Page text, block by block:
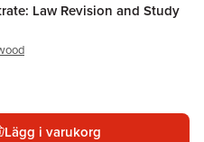
Law Revision and Study
Lägg i varukorg